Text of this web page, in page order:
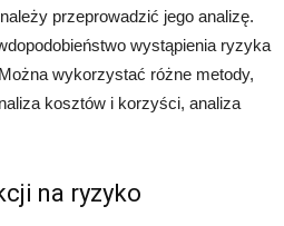
przeprowadzić jego analizę.
wystąpienia ryzyka
wykorzystać różne metody,
kosztów i korzyści, analiza
na ryzyko